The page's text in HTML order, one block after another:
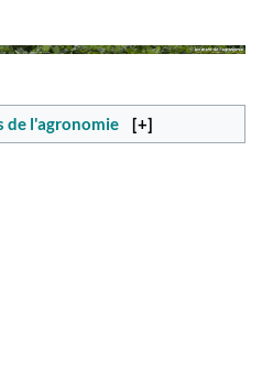
de l'agronomie [+]